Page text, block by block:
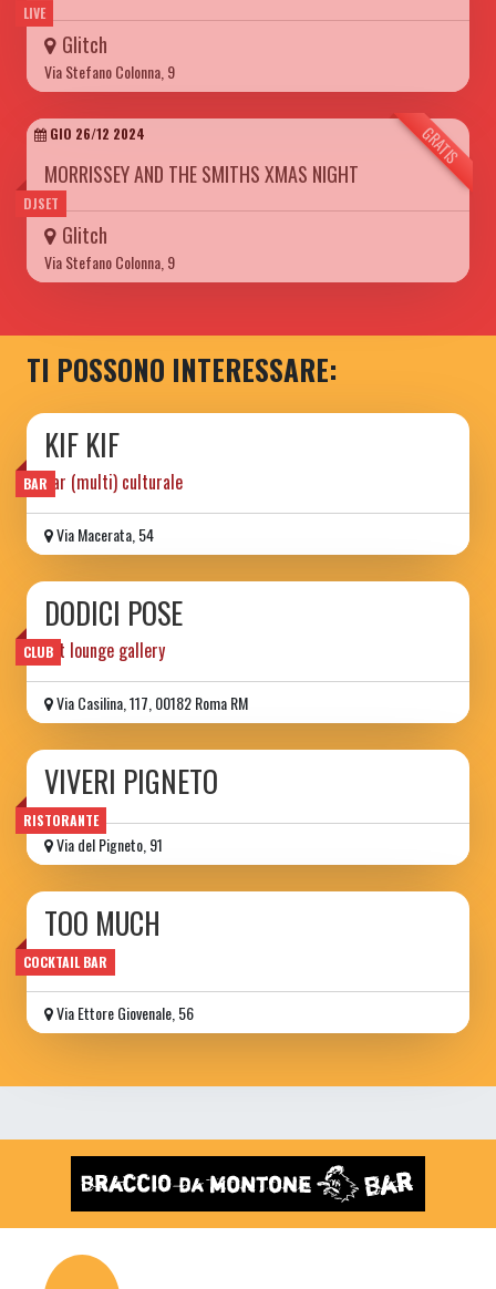
LIVE
Glitch
Via Stefano Colonna, 9
DJSET
GRATIS
GIO 26/12 2024
MORRISSEY AND THE SMITHS XMAS NIGHT
Glitch
Via Stefano Colonna, 9
TI POSSONO INTERESSARE:
BAR
KIF KIF
bar (multi) culturale
Via Macerata, 54
CLUB
DODICI POSE
art lounge gallery
Via Casilina, 117, 00182 Roma RM
RISTORANTE
VIVERI PIGNETO
Via del Pigneto, 91
COCKTAIL BAR
TOO MUCH
wine bar
Via Ettore Giovenale, 56